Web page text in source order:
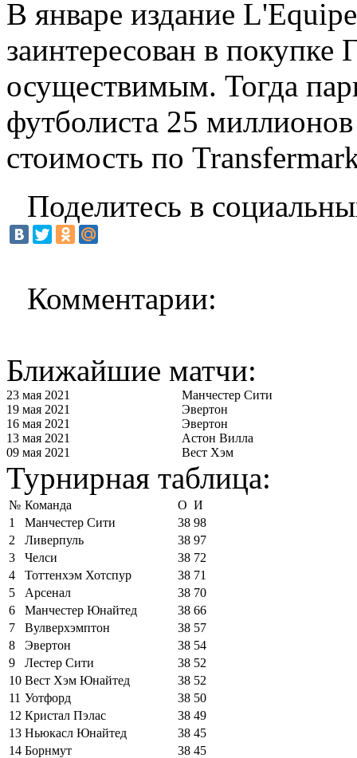
В январе издание
заинтересован в покупке
осуществимым. Тогда
футболиста 25
стоимость по
Поделитесь в
Комментарии:
Ближайшие матчи:
23 мая 2021
Манчестер Сити
19 мая 2021
Эвертон
16 мая 2021
Эвертон
13 мая 2021
Астон Вилла
09 мая 2021
Вест Хэм
Турнирная таблица:
№ Команда О И
1
Манчестер Сити 38 98
2
Ливерпуль 38 97
3
Челси 38 72
4
Тоттенхэм Хотспур 38 71
5
Арсенал 38 70
6
Манчестер Юнайтед 38 66
7
Вулверхэмптон 38 57
8
Эвертон 38 54
9
Лестер Сити 38 52
10 Вест Хэм Юнайтед 38 52
11 Уотфорд 38 50
12 Кристал Пэлас 38 49
13 Ньюкасл Юнайтед 38 45
14 Борнмут 38 45